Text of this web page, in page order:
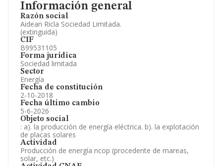
Información general
Razón social
Aidean Ricla Sociedad Limitada.
(extinguida)
CIF
B99531105
Forma jurídica
Sociedad limitada
Sector
Energía
Fecha de constitución
2-10-2018
Fecha último cambio
5-6-2026
Objeto social
: a). la producción de energía eléctrica. b). la explotación
de placas solares
Actividad
Producción de energía ncop (procedente de mareas,
solar, etc.)
Artículos de prensa publicados sobre la empresa.
Información oficial y registral complementaria.